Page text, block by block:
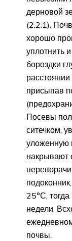
дерновой
(2:2:1).
хорошо
уплотнить
бороздки
расстоянии
присыпав
Посевы
ситечком,
уложенную
накрывают
25°С,
недели.
почвы.